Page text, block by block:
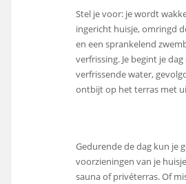
Stel je voor: je wordt
ingericht huisje, omringd
en een sprankelend
verfrissing. Je begint je
verfrissende water,
ontbijt op het terras met
Gedurende de dag kun je
voorzieningen van je
sauna of privéterras. Of